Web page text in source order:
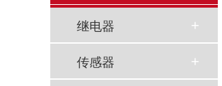
继电器
传感器